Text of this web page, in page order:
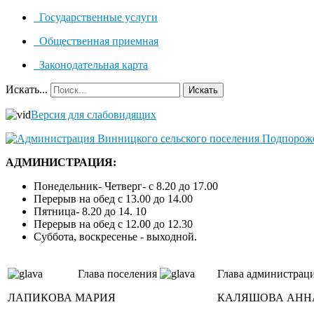
Государственные услуги
Общественная приемная
Законодательная карта
Искать... Искать
Версия для слабовидящих
АДМИНИСТРАЦИЯ:
Понедельник- Четверг- с 8.20 до 17.00
Перерыв на обед с 13.00 до 14.00
Пятница- 8.20 до 14. 10
Перерыв на обед с 12.00 до 12.30
Суббота, воскресенье - выходной.
Глава поселения
ЛАПИКОВА МАРИЯ
Глава
КАЛЯШОВА